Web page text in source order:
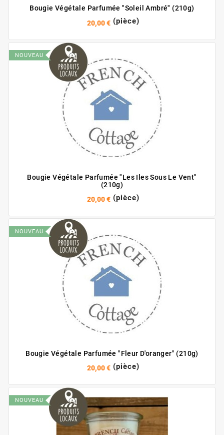
Bougie Végétale Parfumée "Soleil Ambré" (210g)
20,00 € (pièce)
NOUVEAU
Bougie Végétale Parfumée "Les Iles Sous Le Vent"
(210g)
20,00 € (pièce)
NOUVEAU
Bougie Végétale Parfumée "Fleur D'oranger" (210g)
20,00 € (pièce)
NOUVEAU